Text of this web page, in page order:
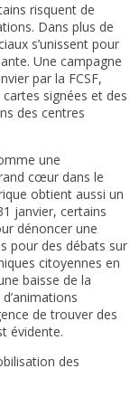
risquent de
Dans plus de
s’unissent pour
Une campagne
par la FCSF,
signées et des
des centres
une
cœur dans le
obtient aussi un
janvier, certains
dénoncer une
pour des débats sur
citoyennes en
baisse de la
de trouver des
évidente.
des